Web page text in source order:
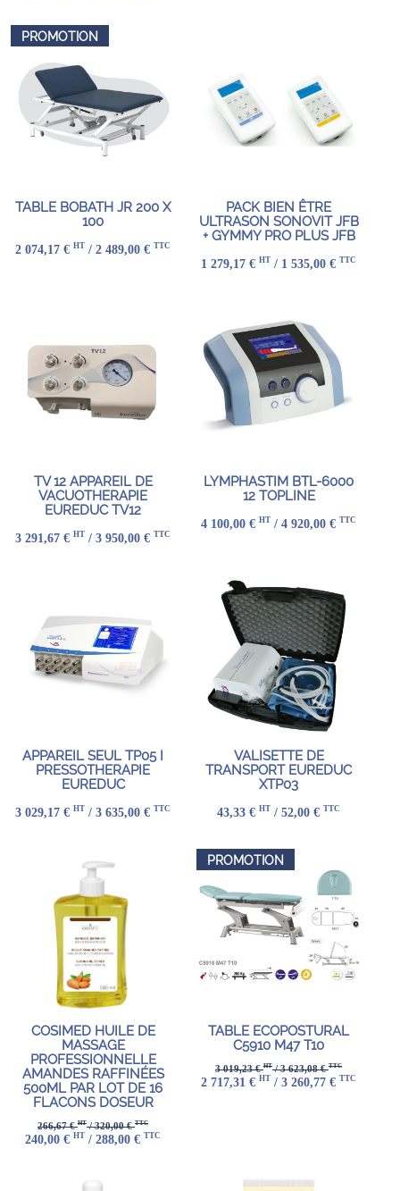
PROMOTION
TABLE BOBATH JR 200 X
100
2 074,17 € HT / 2 489,00 € TTC
PACK BIEN ÊTRE
ULTRASON SONOVIT JFB
+ GYMMY PRO PLUS JFB
1 279,17 € HT / 1 535,00 € TTC
TV 12 APPAREIL DE
VACUOTHERAPIE
EUREDUC TV12
3 291,67 € HT / 3 950,00 € TTC
LYMPHASTIM BTL-6000
12 TOPLINE
4 100,00 € HT / 4 920,00 € TTC
APPAREIL SEUL TP05 I
PRESSOTHERAPIE
EUREDUC
3 029,17 € HT / 3 635,00 € TTC
VALISETTE DE
TRANSPORT EUREDUC
XTP03
43,33 € HT / 52,00 € TTC
COSIMED HUILE DE
MASSAGE
PROFESSIONNELLE
AMANDES RAFFINÉES
500ML PAR LOT DE 16
FLACONS DOSEUR
266,67 €HT/ 320,00 €TTC
240,00 € HT / 288,00 € TTC
PROMOTION
TABLE ECOPOSTURAL
C5910 M47 T10
3 019,23 €HT/ 3 623,08 €TTC
2 717,31 € HT / 3 260,77 € TTC